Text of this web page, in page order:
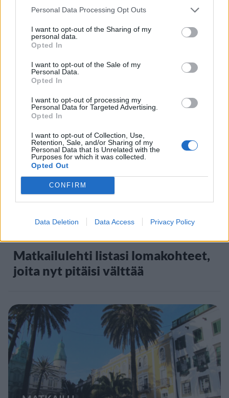
Personal Data Processing Opt Outs
I want to opt-out of the Sharing of my
personal data.
Opted In
I want to opt-out of the Sale of my
Personal Data.
Opted In
I want to opt-out of processing my
Personal Data for Targeted Advertising.
Opted In
I want to opt-out of Collection, Use,
Retention, Sale, and/or Sharing of my
Personal Data that Is Unrelated with the
Purposes for which it was collected.
Opted Out
CONFIRM
Data Deletion Data Access Privacy Policy
MATKAILU
Teneriffa kielsi uimarannan
käytön – kieltoa tehostetaan
sakkorangaistuksella
5
MATKAILU
Matkailulehti listasi lomakohteet,
joita nyt pitäisi välttää